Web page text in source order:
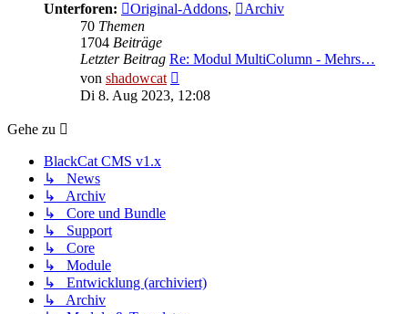
Unterforen:
Original-Addons,
Archiv
70 Themen
1704 Beiträge
Letzter Beitrag Re: Modul MultiColumn - Mehrs…
von shadowcat
Beitrag
Di 8. Aug 2023, 12:08
Gehe zu
BlackCat CMS v1.x
↳ News
↳ Archiv
↳ Core und Bundle
↳ Support
↳ Core
↳ Module
↳ Entwicklung (archiviert)
↳ Archiv